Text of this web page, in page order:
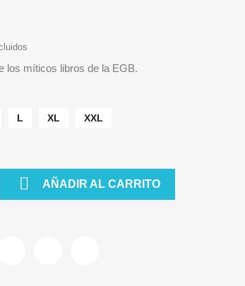
los míticos libros de la EGB.
L XL XXL
 AÑADIR AL CARRITO